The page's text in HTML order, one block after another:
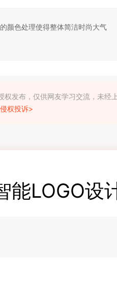
颜色处理使得整体简洁时尚大气
发布，仅供网友学习交流，未经
侵权投诉>
能LOGO设